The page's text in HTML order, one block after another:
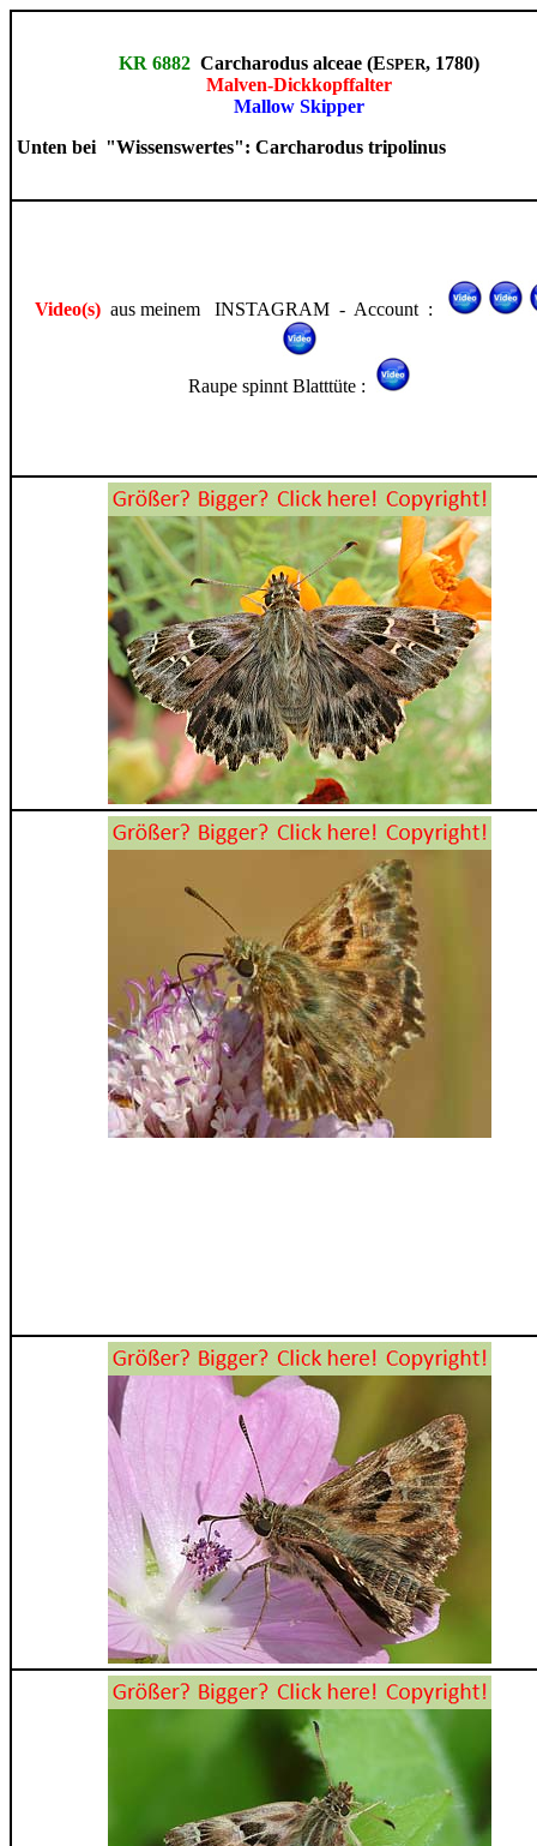
KR 6882 Carcharodus alceae (ESPER, 1780)
Malven-Dickkopffalter
Mallow Skipper
Unten bei "Wissenswertes": Carcharodus tripolinus
Video(s)aus meinem INSTAGRAM - Account :
Raupe spinnt Blatttüte :